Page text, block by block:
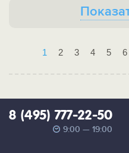
1 2 3 4 5 6
8 (495) 777-22-50
9:00 — 19:00